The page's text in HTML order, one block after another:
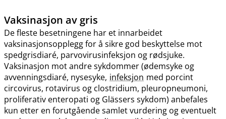
Vaksinasjon av gris
De fleste besetningene har et innarbeidet
vaksinasjonsopplegg for å sikre god beskyttelse mot
spedgrisdiaré, parvovirusinfeksjon og rødsjuke.
Vaksinasjon mot andre sykdommer (ødemsyke og
avvenningsdiaré, nysesyke, infeksjon med porcint
circovirus, rotavirus og clostridium, pleuropneumoni,
proliferativ enteropati og Glässers sykdom) anbefales
kun etter en forutgående samlet vurdering og eventuelt